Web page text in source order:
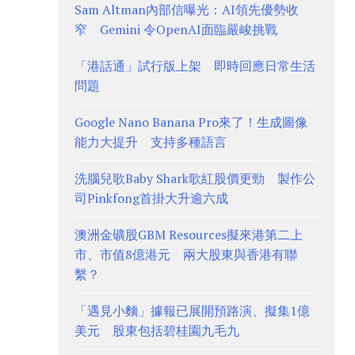
Sam Altman內部信曝光：AI領先優勢收
窄 Gemini 令OpenAI面臨嚴峻挑戰
「港話通」試行版上架 即時回應日常生活
問題
Google Nano Banana Pro來了！生成圖像
能力大提升 支持多種語言
洗腦兒歌Baby Shark歌紅股價更勁 製作公
司Pinkfong首掛大升逾六成
澳洲金礦股GBM Resources擬來港第二上
市、市值8億港元 兩大股東與香港有聯
繫？
「遇見小麵」據報已展開預路演、擬集1億
美元 股東包括碧桂園九毛九